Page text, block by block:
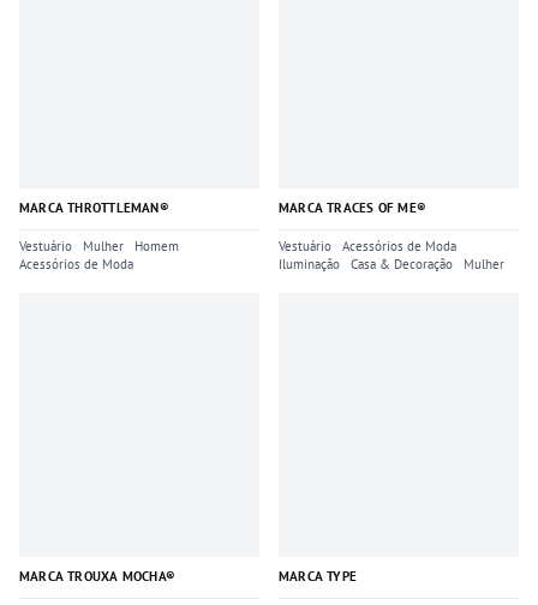
MARCA THROTTLEMAN®
Vestuário Mulher
Homem
Acessórios de Moda
MARCA TRACES OF ME®
Vestuário
Acessórios de Moda
Iluminação
Casa & Decoração Mulher
MARCA TROUXA MOCHA® MARCA TYPE